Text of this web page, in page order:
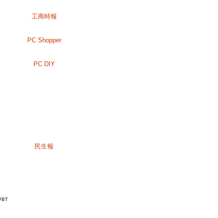
工商時報
PC Shopper
PC DIY
民生報